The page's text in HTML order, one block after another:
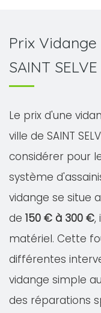
Prix
SAINT SELVE
Le prix d'une
ville de SAINT
considérer pour
système
vidange se situe
de 150 € à 300 €,
matériel. Cette
différentes
vidange simple
des réparations